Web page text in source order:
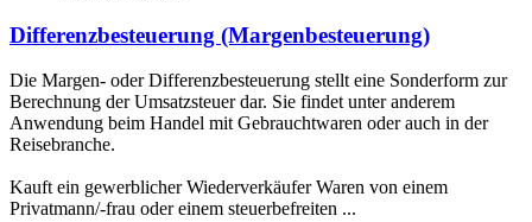
Differenzbesteuerung (Margenbesteuerung)
Die Margen- oder Differenzbesteuerung stellt eine Sonderform zur
Berechnung der Umsatzsteuer dar. Sie findet unter anderem
Anwendung beim Handel mit Gebrauchtwaren oder auch in der
Reisebranche.
Kauft ein gewerblicher Wiederverkäufer Waren von einem
Privatmann/-frau oder einem steuerbefreiten ...